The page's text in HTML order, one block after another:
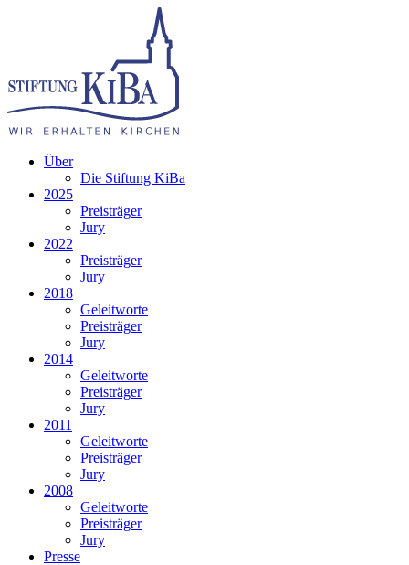
Über
Die Stiftung KiBa
2025
Preisträger
Jury
2022
Preisträger
Jury
2018
Geleitworte
Preisträger
Jury
2014
Geleitworte
Preisträger
Jury
2011
Geleitworte
Preisträger
Jury
2008
Geleitworte
Preisträger
Jury
Presse